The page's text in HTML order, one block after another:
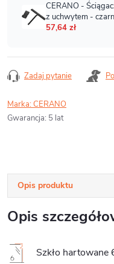
Zadaj pytanie
Marka:CERANO
Gwarancja: 5 lat
Opis produktu
Opis
Szkło hartowane